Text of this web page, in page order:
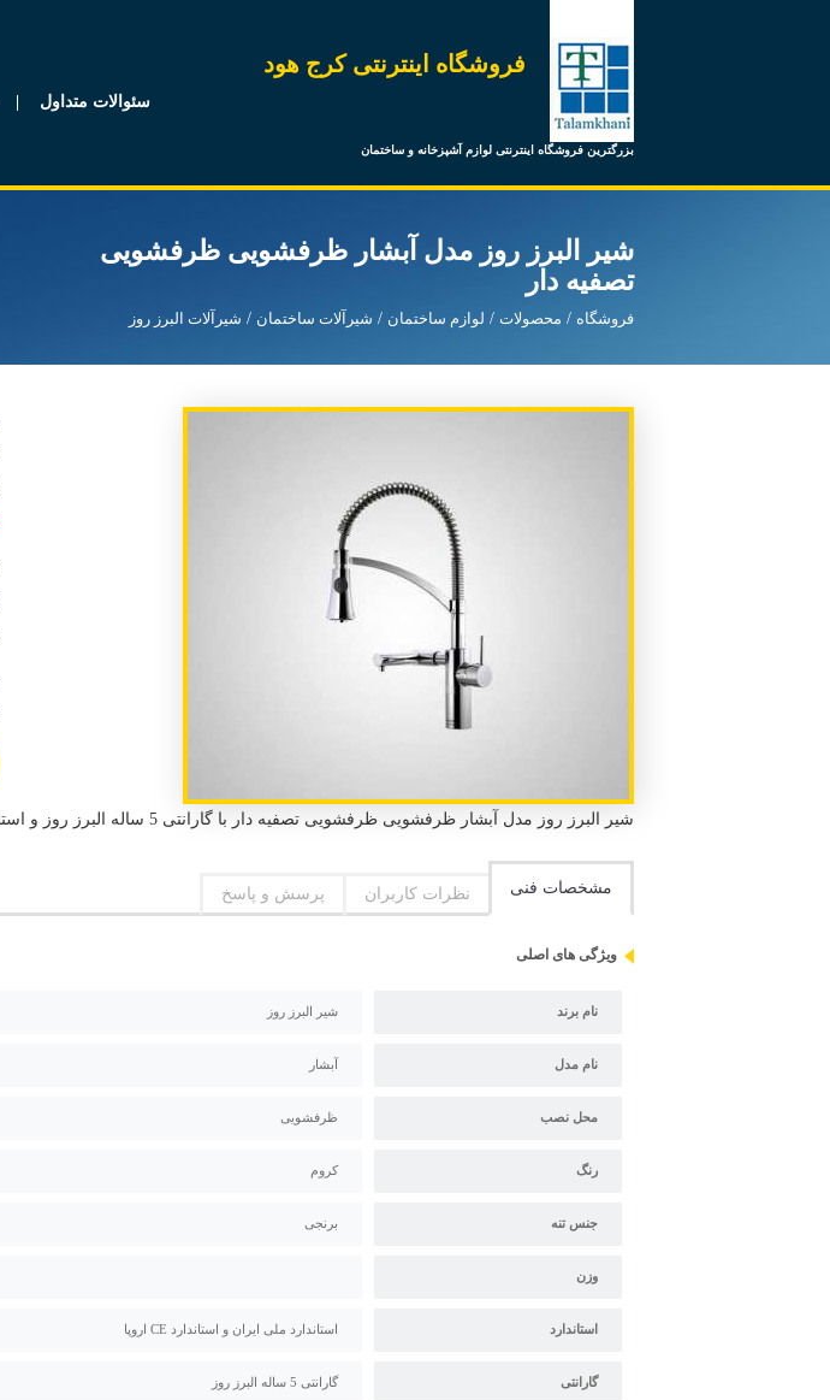
فروشگاه اینترنتی کرج هود
بزرگترین فروشگاه اینترنتی لوازم آشپزخانه و ساختمان
سئوالات متداول
شیر البرز روز مدل آبشار ظرفشویی ظرفشویی
تصفیه دار
فروشگاه محصولات لوازم ساختمان شیرآلات ساختمان شیرآلات البرز روز
شیر البرز روز مدل آبشار ظرفشویی ظرفشویی تصفیه دار با گارانتی 5 ساله البرز روز و استاندارد ملی ایران و استاندارد CE اروپا
مشخصات فنی نظرات کاربران پرسش و پاسخ
ویژگی های اصلی
نام برند شیر البرز روز
نام مدل آبشار
محل نصب ظرفشویی
رنگ کروم
جنس تنه برنجی
وزن
استاندارد استاندارد ملی ایران و استاندارد CE اروپا
گارانتی گارانتی 5 ساله البرز روز